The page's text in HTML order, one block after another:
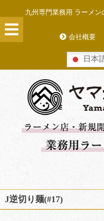
to
content
九州専門業務用 ラーメ
会社概要
日本
J逆切り麺(#17)